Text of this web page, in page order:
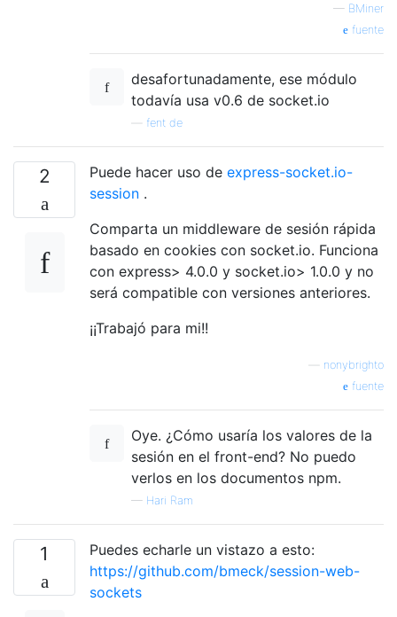
— BMiner
fuente
desafortunadamente, ese módulo
todavía usa v0.6 de socket.io
fent de
2 Puede hacer uso de express-socket.io-
session .
Comparta un middleware de sesión rápida
basado en cookies con socket.io. Funciona
con express> 4.0.0 y socket.io> 1.0.0 y no
será compatible con versiones anteriores.
¡¡Trabajó para mi!!
nonybrighto
fuente
Oye. ¿Cómo usaría los valores de la
sesión en el front-end? No puedo
verlos en los documentos npm.
— Hari Ram
1
Puedes echarle un vistazo a esto:
https://github.com/bmeck/session-web-
sockets